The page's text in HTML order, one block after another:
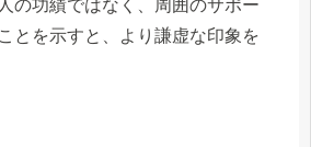
の功績ではなく、周囲のサポー
とを示すと、より謙虚な印象を